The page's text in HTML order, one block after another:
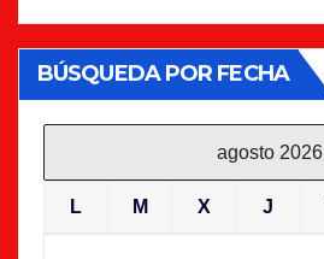
BÚSQUEDA POR FECHA
agosto 2026
L M X J